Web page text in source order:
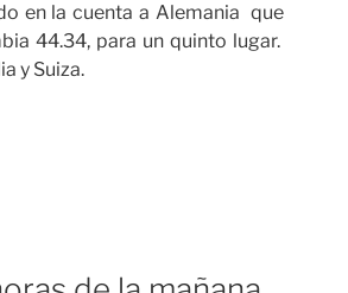
en la cuenta a Alemania que
44.34, para un quinto lugar.
y Suiza.